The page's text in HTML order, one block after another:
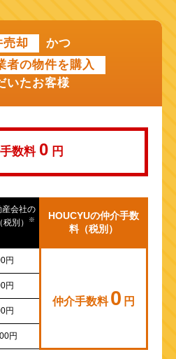
売却
かつ
者の物件を購入
いたお客様
数料 0 円
産会社の
別）
※
HOUCYUの仲介手数
料（税別）
円
仲介手数料 0 円
円
円
円